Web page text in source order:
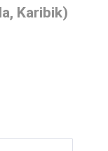
Karibik)